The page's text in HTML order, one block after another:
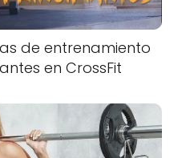
de entrenamiento
en CrossFit